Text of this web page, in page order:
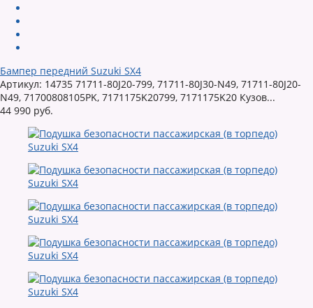
Бампер передний Suzuki SX4
Артикул: 14735 71711-80J20-799, 71711-80J30-N49, 71711-80J20-
N49, 71700808105PK, 7171175K20799, 7171175K20 Кузов...
44 990 руб.